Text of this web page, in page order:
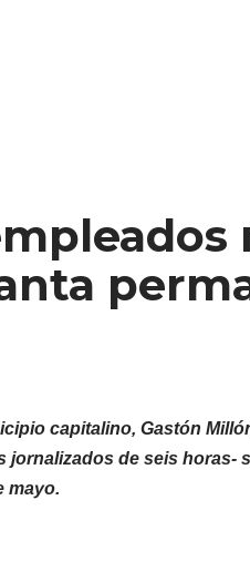
capitalino, Gastón
jornalizados de seis horas-
mayo.